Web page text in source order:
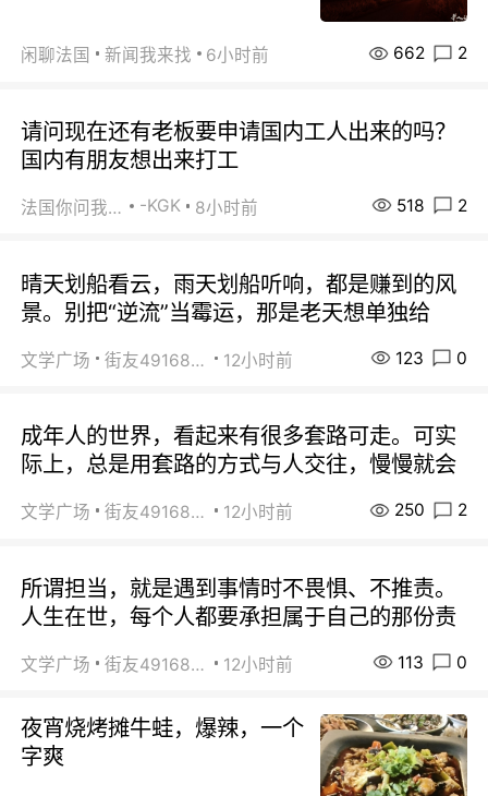
闲聊法国 新闻我来找 6小时前 662 2
请问现在还有老板要申请国内工人出来的吗？
国内有朋友想出来打工
法国你问我答 -KGK 8小时前 518 2
晴天划船看云，雨天划船听响，都是赚到的风
景。别把“逆流”当霉运，那是老天想单独给
文学广场 街友49168527 12小时前 123 0
成年人的世界，看起来有很多套路可走。可实
际上，总是用套路的方式与人交往，慢慢就会
文学广场 街友49168527 12小时前 250 2
所谓担当，就是遇到事情时不畏惧、不推责。
人生在世，每个人都要承担属于自己的那份责
文学广场 街友49168527 12小时前 113 0
夜宵烧烤摊牛蛙，爆辣，一个
字爽